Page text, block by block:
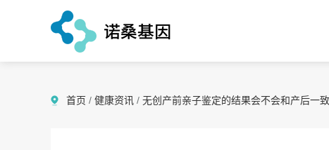
首页 / 健康资讯 / 无创产前亲子鉴定的结果会不会和产后一